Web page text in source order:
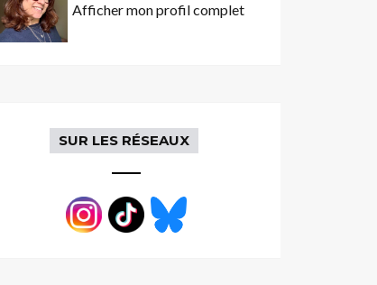
Afficher mon profil complet
SUR LES RÉSEAUX